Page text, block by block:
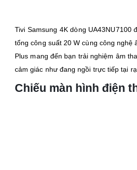
Tivi Samsung 4K dòng UA43NU7100
tổng công suất 20 W cùng công nghệ
Plus mang đến bạn trải nghiệm âm
cảm giác như đang ngồi trực tiếp tại
Chiếu màn hình điện